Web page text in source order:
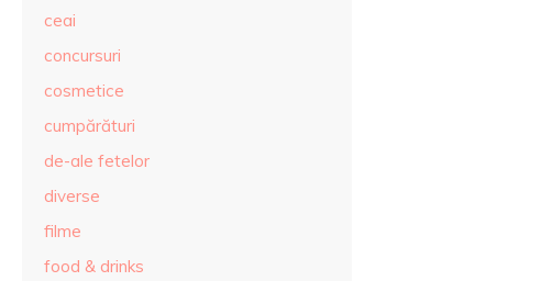
ceai
concursuri
cosmetice
cumpărături
de-ale fetelor
diverse
filme
food & drinks